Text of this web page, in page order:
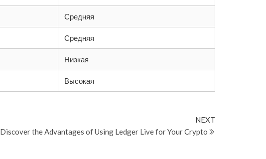
Средняя
Средняя
Низкая
Высокая
NEXT
Discover the Advantages of Using Ledger Live for Your Crypto